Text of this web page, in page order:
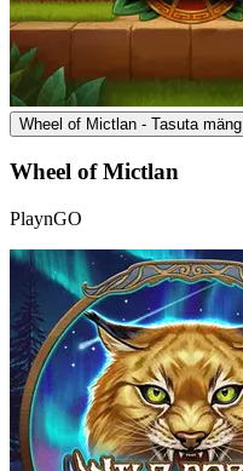
Wheel of Mictlan - Tasuta mäng
Wheel of Mictlan
PlaynGO